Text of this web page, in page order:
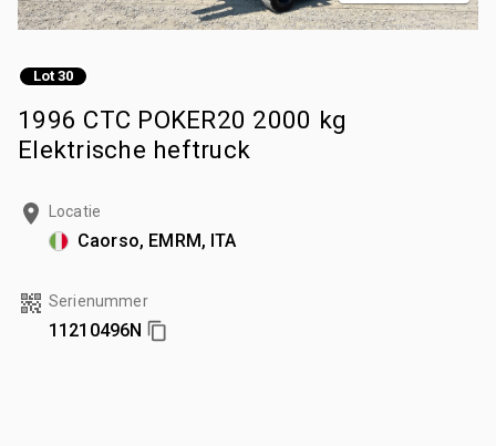
Lot 30
1996 CTC POKER20 2000 kg
Elektrische heftruck
Locatie
Caorso, EMRM, ITA
Serienummer
11210496N